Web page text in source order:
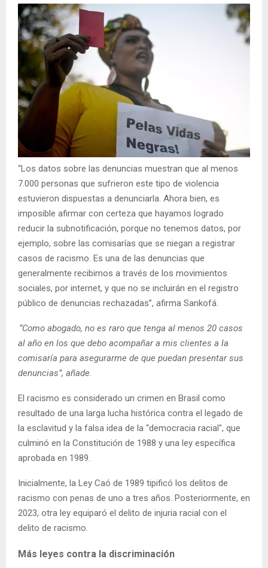
“Los datos sobre las denuncias muestran que al menos
7.000 personas que sufrieron este tipo de violencia
estuvieron dispuestas a denunciarla. Ahora bien, es
imposible afirmar con certeza que hayamos logrado
reducir la subnotificación, porque no tenemos datos, por
ejemplo, sobre las comisarías que se niegan a registrar
casos de racismo. Es una de las denuncias que
generalmente recibimos a través de los movimientos
sociales, por internet, y que no se incluirán en el registro
público de denuncias rechazadas”, afirma Sankofá.
“Como abogado, no es raro que tenga al menos 20 casos
al año en los que debo acompañar a mis clientes a la
comisaría para asegurarme de que puedan presentar sus
denuncias”, añade.
El racismo es considerado un crimen en Brasil como
resultado de una larga lucha histórica contra el legado de
la esclavitud y la falsa idea de la “democracia racial", que
culminó en la Constitución de 1988 y una ley específica
aprobada en 1989.
Inicialmente, la Ley Caó de 1989 tipificó los delitos de
racismo con penas de uno a tres años. Posteriormente, en
2023, otra ley equiparó el delito de injuria racial con el
delito de racismo.
Más leyes contra la discriminación